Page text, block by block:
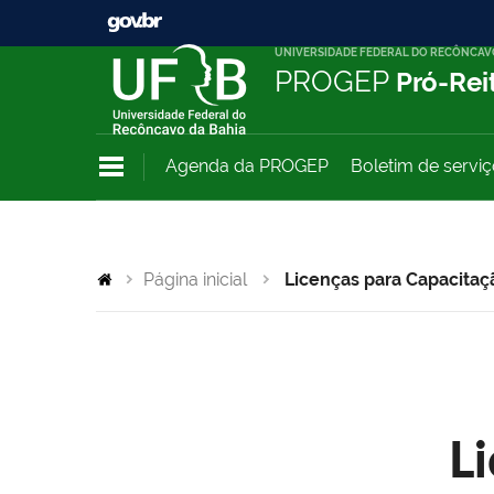
UNIVERSIDADE FEDERAL DO
PROGEP Pró-
Agenda da PROGEP Boletim de
Página inicial Licenças para